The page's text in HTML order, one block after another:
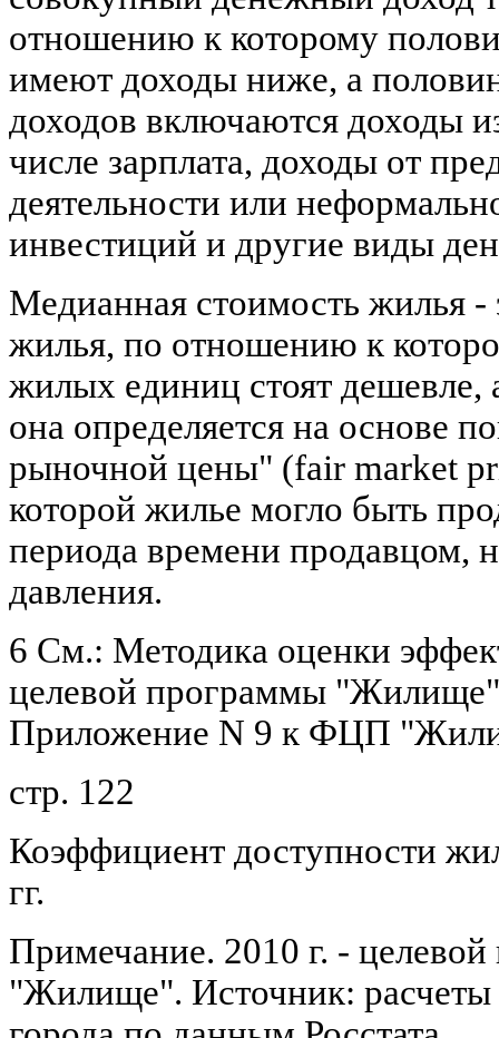
отношению к которому
имеют доходы ниже, а
доходов включаются доходы
числе зарплата, доходы от
деятельности или
инвестиций и другие виды
Медианная стоимость жилья -
жилья, по отношению к
жилых единиц стоят
она определяется на основе
рыночной цены" (fair market
которой жилье могло быть
периода времени продавцом,
давления.
6 См.: Методика оценки
целевой программы
Приложение N 9 к ФЦП
стр. 122
Коэффициент доступности
гг.
Примечание. 2010 г. -
"Жилище". Источник: расчеты